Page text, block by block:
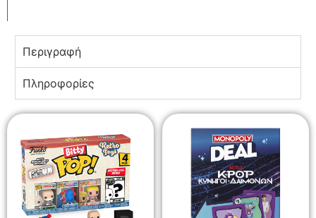
Περιγραφή
Πληροφορίες